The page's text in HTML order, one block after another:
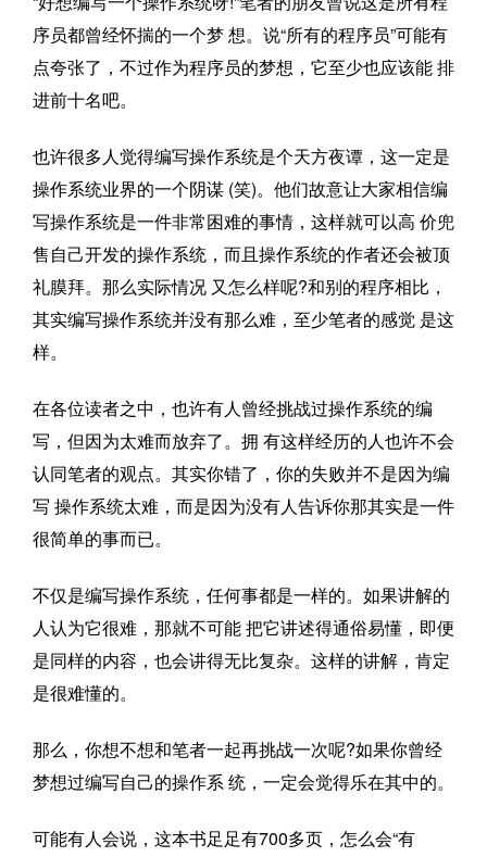
序员都曾经怀揣的一个梦 想。说“所有的程序员”可能有
点夸张了，不过作为程序员的梦想，它至少也应该能 排
进前十名吧。
也许很多人觉得编写操作系统是个天方夜谭，这一定是
操作系统业界的一个阴谋 (笑)。他们故意让大家相信编
写操作系统是一件非常困难的事情，这样就可以高 价兜
售自己开发的操作系统，而且操作系统的作者还会被顶
礼膜拜。那么实际情况 又怎么样呢?和别的程序相比，
其实编写操作系统并没有那么难，至少笔者的感觉 是这
样。
在各位读者之中，也许有人曾经挑战过操作系统的编
写，但因为太难而放弃了。拥 有这样经历的人也许不会
认同笔者的观点。其实你错了，你的失败并不是因为编
写 操作系统太难，而是因为没有人告诉你那其实是一件
很简单的事而已。
不仅是编写操作系统，任何事都是一样的。如果讲解的
人认为它很难，那就不可能 把它讲述得通俗易懂，即便
是同样的内容，也会讲得无比复杂。这样的讲解，肯定
是很难懂的。
那么，你想不想和笔者一起再挑战一次呢?如果你曾经
梦想过编写自己的操作系 统，一定会觉得乐在其中的。
可能有人会说，这本书足足有700多页，怎么会“有